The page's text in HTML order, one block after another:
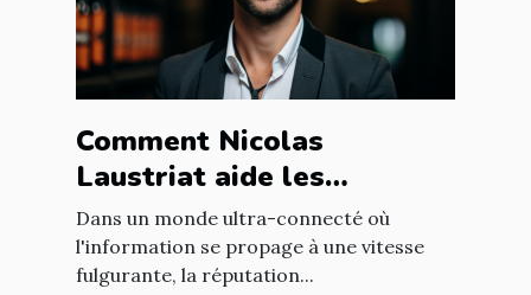
Comment Nicolas
Laustriat aide les
entreprises à améliorer
leur e-réputation
Dans un monde ultra-connecté où
l'information se propage à une vitesse
fulgurante, la réputation...